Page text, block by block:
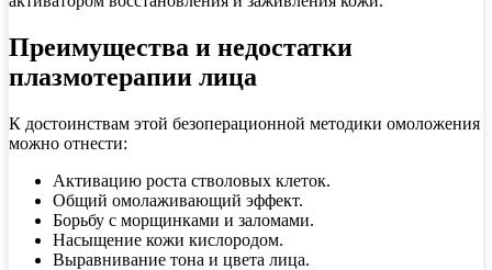
Преимущества и недостатки
плазмотерапии лица
К достоинствам этой безоперационной методики омоложения
можно отнести:
Активацию роста стволовых клеток.
Общий омолаживающий эффект.
Борьбу с морщинками и заломами.
Насыщение кожи кислородом.
Выравнивание тона и цвета лица.